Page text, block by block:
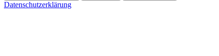
Datenschutzerklärung